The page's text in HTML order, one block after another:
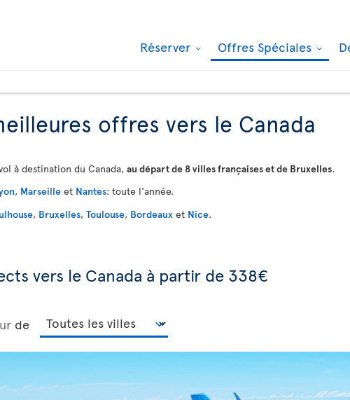
Réserver Offres Spéciales
offres vers le Canada
à destination du Canada, au départ de 8 villes françaises et de Bruxelles.
, Marseille et Nantes: toute l'année.
, Bruxelles, Toulouse, Bordeaux et Nice.
vers le Canada à partir de 338€
de